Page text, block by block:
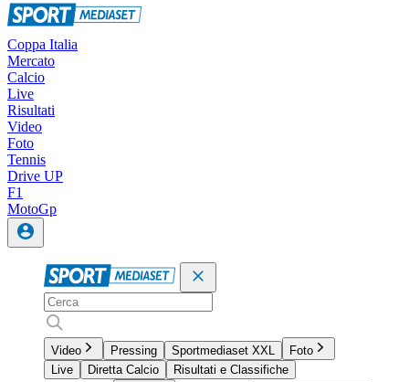
Coppa Italia
Mercato
Calcio
Live
Risultati
Video
Foto
Tennis
Drive UP
F1
MotoGp
Video Pressing Sportmediaset XXL
Foto
Live
Diretta Calcio
Risultati e Classifiche